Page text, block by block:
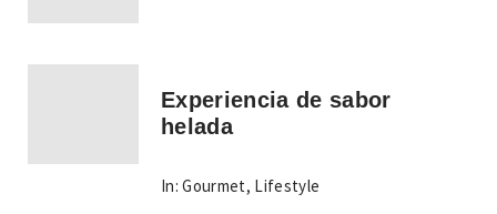
Experiencia de sabor
helada
In: Gourmet, Lifestyle